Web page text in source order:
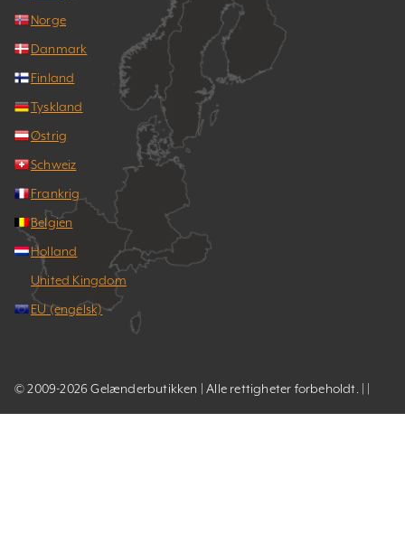
Norge
Danmark
Finland
Tyskland
Østrig
Schweiz
Frankrig
Belgien
Holland
United Kingdom
EU (engelsk)
© 2009-2026 Gelænderbutikken | Alle rettigheter forbeholdt. | |